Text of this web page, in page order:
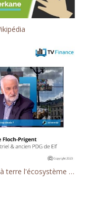
Loïk Le Floch-Prigent : « L'Europe a mis à terre l'écosystème énergétique français »